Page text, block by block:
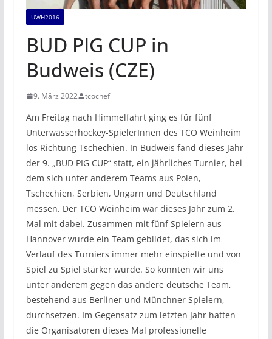
UWH2016
BUD PIG CUP in
Budweis (CZE)
9. März 2022 tcochef
Am Freitag nach Himmelfahrt ging es für fünf
Unterwasserhockey-SpielerInnen des TCO Weinheim
los Richtung Tschechien. In Budweis fand dieses Jahr
der 9. „BUD PIG CUP“ statt, ein jährliches Turnier, bei
dem sich unter anderem Teams aus Polen,
Tschechien, Serbien, Ungarn und Deutschland
messen. Der TCO Weinheim war dieses Jahr zum 2.
Mal mit dabei. Zusammen mit fünf Spielern aus
Hannover wurde ein Team gebildet, das sich im
Verlauf des Turniers immer mehr einspielte und von
Spiel zu Spiel stärker wurde. So konnten wir uns
unter anderem gegen das andere deutsche Team,
bestehend aus Berliner und Münchner Spielern,
durchsetzen. Im Gegensatz zum letzten Jahr hatten
die Organisatoren dieses Mal professionelle